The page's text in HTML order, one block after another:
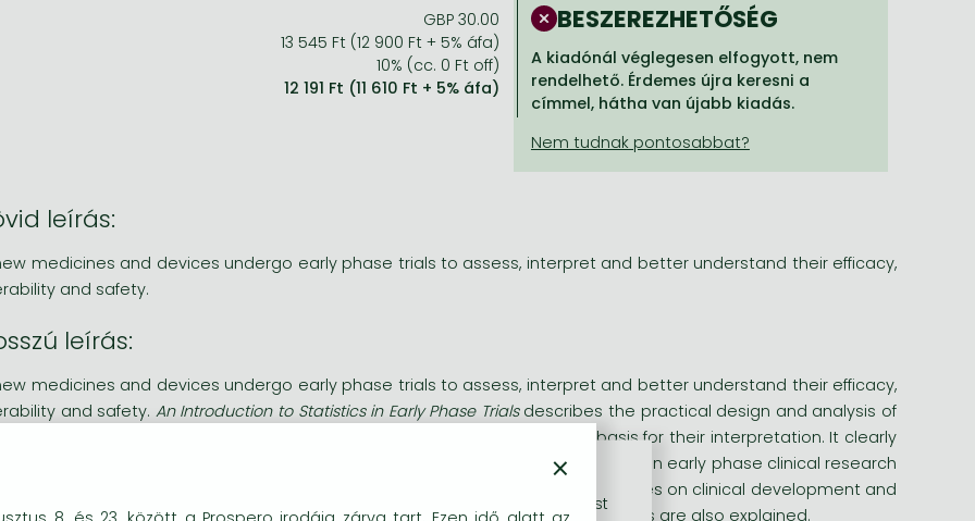
GBP 30.00
13 545 Ft (12 900 Ft + 5% áfa)
10% (cc. 0 Ft off)
12 191 Ft (11 610 Ft + 5% áfa)
BESZEREZHETŐSÉG
A kiadónál véglegesen elfogyott, nem
rendelhető. Érdemes újra keresni a
címmel, hátha van újabb kiadás.
leírás:
medicines and devices undergo early phase trials to assess, interpret and better understand their efficacy,
and safety.
leírás:
medicines and devices undergo early phase trials to assess, interpret and better understand their efficacy,
and safety. An Introduction to Statistics in Early Phase Trialsdescribes the practical design and analysis of
important early phase clinical trials and provides the crucial statistical basis for their interpretation. It clearly
concisely provides an overview of the most common types of trials undertaken in early phase clinical research
explains the different methodologies used. The impact of statistical technologies on clinical development and
and methodological basis for making clinical and investment decisions are also explained.
×
kat (sütiket) használunk, melyek célja, hogy teljesebb körű szolgáltatást